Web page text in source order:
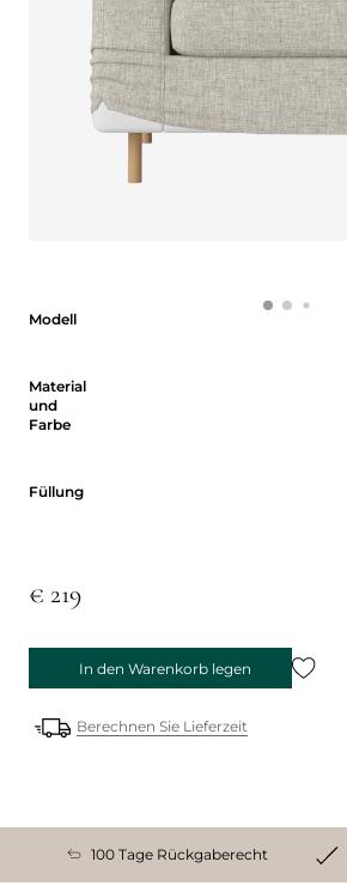
Modell
Material
und
Farbe
Füllung
€ 219
In den Warenkorb legen
Berechnen Sie Lieferzeit
100 Tage Rückgaberecht